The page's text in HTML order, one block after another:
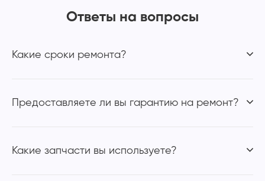
Ответы на вопросы
Какие сроки ремонта?
Предоставляете ли вы гарантию на ремонт?
Какие запчасти вы используете?